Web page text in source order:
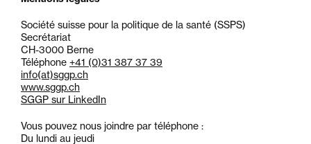
Société suisse pour la politique de la santé (SSPS)
Secrétariat
CH-3000 Berne
Téléphone +41 (0)31 387 37 39
info(at)sggp.ch
www.sggp.ch
SGGP sur LinkedIn
Vous pouvez nous joindre par téléphone :
Du lundi au jeudi